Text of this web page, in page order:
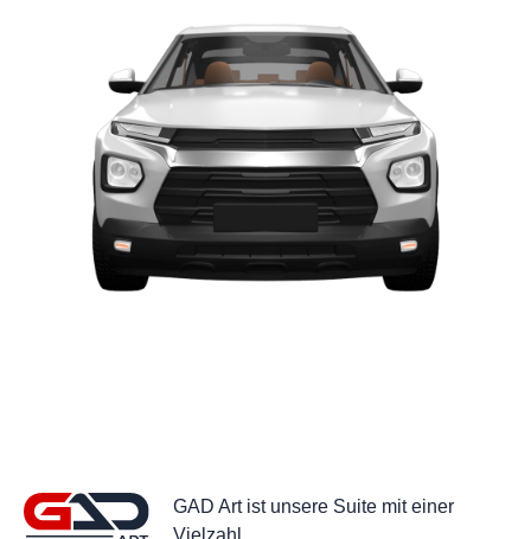
GAD Art ist unsere Suite mit einer